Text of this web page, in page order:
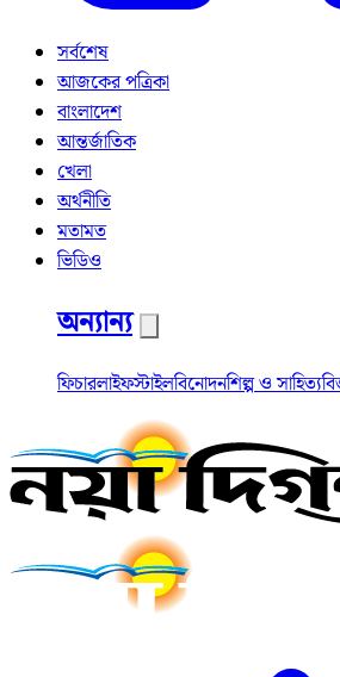
সর্বশেষ
আজকের পত্রিকা
বাংলাদেশ
আন্তর্জাতিক
খেলা
অর্থনীতি
মতামত
ভিডিও
অন্যান্য
ফিচারলাইফস্টাইলবিনোদনশিল্প ও সাহিত্য